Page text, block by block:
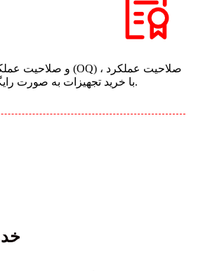
(PQ) با خرید تجهیزات به صورت رایگان ارائه می شود.